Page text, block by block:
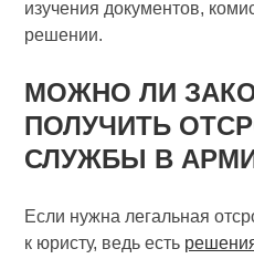
изучения документов,
решении.
МОЖНО ЛИ
ПОЛУЧИТЬ
СЛУЖБЫ В
Если нужна легальная
к юристу, ведь есть